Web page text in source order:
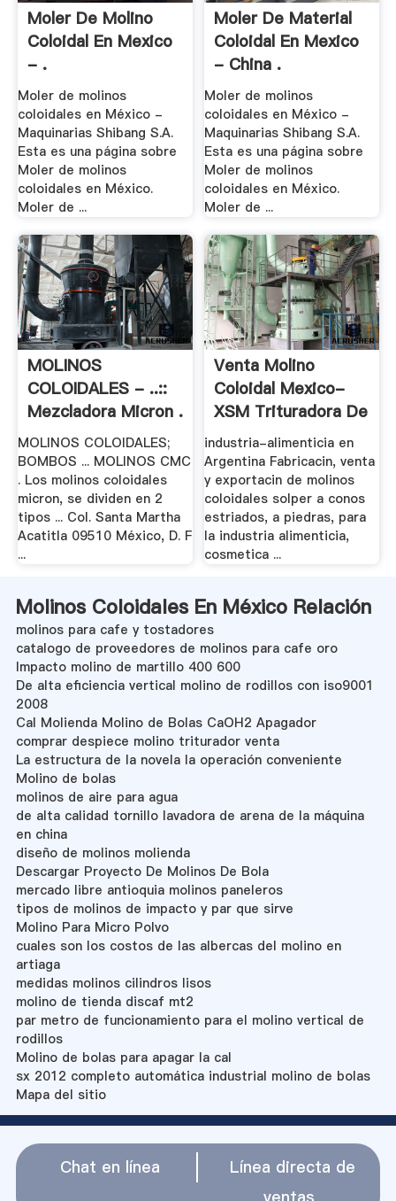
Moler De Molino
Coloidal En Mexico
- .
Moler de molinos
coloidales en México -
Maquinarias Shibang S.A.
Esta es una página sobre
Moler de molinos
coloidales en México.
Moler de ...
Moler De Material
Coloidal En Mexico
- China .
Moler de molinos
coloidales en México -
Maquinarias Shibang S.A.
Esta es una página sobre
Moler de molinos
coloidales en México.
Moler de ...
MOLINOS
COLOIDALES - ..::
Mezcladora Micron .
MOLINOS COLOIDALES;
BOMBOS ... MOLINOS CMC
. Los molinos coloidales
micron, se dividen en 2
tipos ... Col. Santa Martha
Acatitla 09510 México, D. F
...
Venta Molino
Coloidal Mexico-
XSM Trituradora De
.
industria-alimenticia en
Argentina Fabricacin, venta
y exportacin de molinos
coloidales solper a conos
estriados, a piedras, para
la industria alimenticia,
cosmetica ...
Molinos Coloidales En México Relación
molinos para cafe y tostadores
catalogo de proveedores de molinos para cafe oro
Impacto molino de martillo 400 600
De alta eficiencia vertical molino de rodillos con iso9001
2008
Cal Molienda Molino de Bolas CaOH2 Apagador
comprar despiece molino triturador venta
La estructura de la novela la operación conveniente
Molino de bolas
molinos de aire para agua
de alta calidad tornillo lavadora de arena de la máquina
en china
diseño de molinos molienda
Descargar Proyecto De Molinos De Bola
mercado libre antioquia molinos paneleros
tipos de molinos de impacto y par que sirve
Molino Para Micro Polvo
cuales son los costos de las albercas del molino en
artiaga
medidas molinos cilindros lisos
molino de tienda discaf mt2
par metro de funcionamiento para el molino vertical de
rodillos
Molino de bolas para apagar la cal
sx 2012 completo automática industrial molino de bolas
Mapa del sitio
Chat en línea
Línea directa de